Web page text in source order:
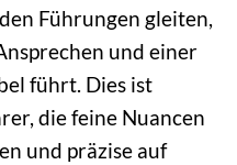
Führungen gleiten,
und einer
führt. Dies ist
die feine Nuancen
und präzise auf